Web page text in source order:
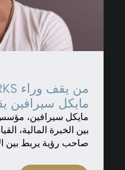
مايكل سيرافين
بين الخبرة المالية،
صاحب رؤية يربط بين